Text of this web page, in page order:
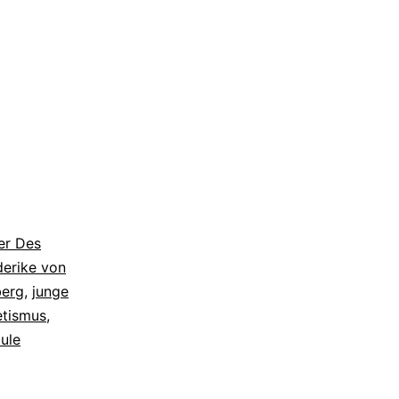
Des
von
, junge
,